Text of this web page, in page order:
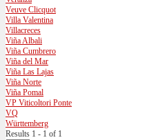
Veuve Clicquot
Villa Valentina
Villacreces
Viña Albali
Viña Cumbrero
Viña del Mar
Viña Las Lajas
Viña Norte
Viña Pomal
VP Viticoltori Ponte
VQ
Württemberg
Results 1 - 1 of 1